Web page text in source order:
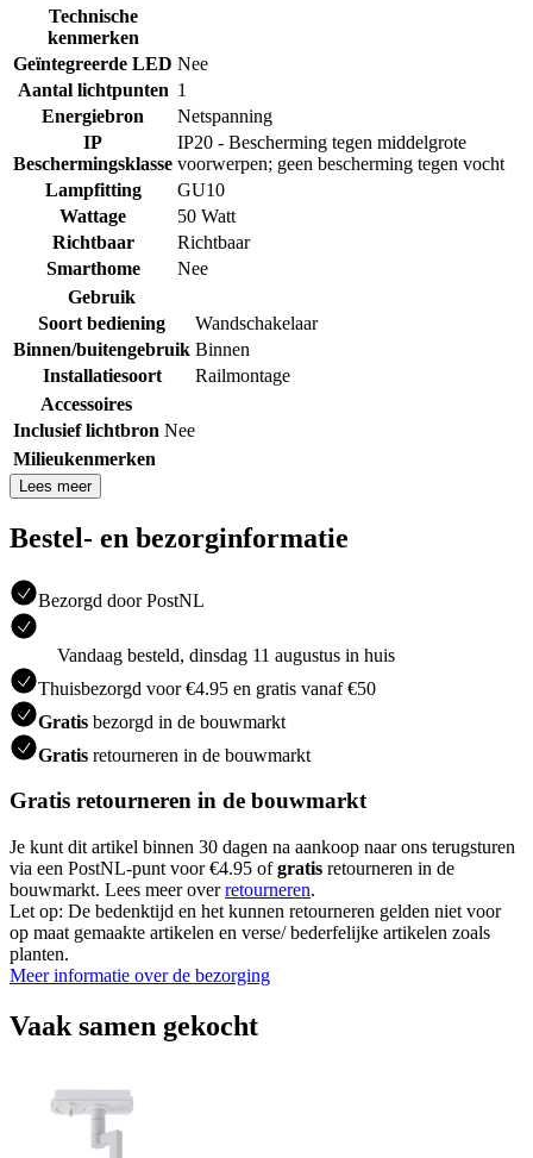
Technische
kenmerken
Geïntegreerde LED Nee
Aantal lichtpunten 1
Energiebron
Netspanning
IP
Beschermingsklasse
IP20 - Bescherming tegen middelgrote
voorwerpen; geen bescherming tegen vocht
Lampfitting
GU10
Wattage
50 Watt
Richtbaar
Richtbaar
Smarthome
Nee
Gebruik
Soort bediening
Wandschakelaar
Binnen/buitengebruik Binnen
Installatiesoort
Railmontage
Accessoires
Inclusief lichtbron Nee
Milieukenmerken
Lees meer
Bestel- en bezorginformatie
Bezorgd door PostNL
Vandaag besteld, dinsdag 11 augustus in huis
Thuisbezorgd voor €4.95 en gratis vanaf €50
Gratis bezorgd in de bouwmarkt
Gratis retourneren in de bouwmarkt
Gratis retourneren in de bouwmarkt
Je kunt dit artikel binnen 30 dagen na aankoop naar ons terugsturen
via een PostNL-punt voor €4.95 ofgratis retourneren in de
bouwmarkt. Lees meer overretourneren.
Let op: De bedenktijd en het kunnen retourneren gelden niet voor
op maat gemaakte artikelen en verse/ bederfelijke artikelen zoals
planten.
Meer informatie over de bezorging
Vaak samen gekocht